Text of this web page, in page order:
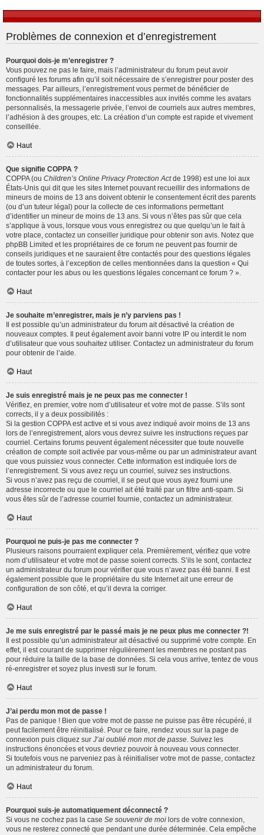
Problèmes de connexion et d’enregistrement
Pourquoi dois-je m’enregistrer ?
Vous pouvez ne pas le faire, mais l’administrateur du forum peut avoir
configuré les forums afin qu’il soit nécessaire de s’enregistrer pour poster des
messages. Par ailleurs, l’enregistrement vous permet de bénéficier de
fonctionnalités supplémentaires inaccessibles aux invités comme les avatars
personnalisés, la messagerie privée, l’envoi de courriels aux autres membres,
l’adhésion à des groupes, etc. La création d’un compte est rapide et vivement
conseillée.
Haut
Que signifie COPPA ?
COPPA (ou Children’s Online Privacy Protection Actde 1998) est une loi aux
États-Unis qui dit que les sites Internet pouvant recueillir des informations de
mineurs de moins de 13 ans doivent obtenir le consentement écrit des parents
(ou d’un tuteur légal) pour la collecte de ces informations permettant
d’identifier un mineur de moins de 13 ans. Si vous n’êtes pas sûr que cela
s’applique à vous, lorsque vous vous enregistrez ou que quelqu’un le fait à
votre place, contactez un conseiller juridique pour obtenir son avis. Notez que
phpBB Limited et les propriétaires de ce forum ne peuvent pas fournir de
conseils juridiques et ne sauraient être contactés pour des questions légales
de toutes sortes, à l’exception de celles mentionnées dans la question « Qui
contacter pour les abus ou les questions légales concernant ce forum ? ».
Haut
Je souhaite m’enregistrer, mais je n’y parviens pas !
Il est possible qu’un administrateur du forum ait désactivé la création de
nouveaux comptes. Il peut également avoir banni votre IP ou interdit le nom
d’utilisateur que vous souhaitez utiliser. Contactez un administrateur du forum
pour obtenir de l’aide.
Haut
Je suis enregistré mais je ne peux pas me connecter !
Vérifiez, en premier, votre nom d’utilisateur et votre mot de passe. S’ils sont
corrects, il y a deux possibilités :
Si la gestion COPPA est active et si vous avez indiqué avoir moins de 13 ans
lors de l’enregistrement, alors vous devrez suivre les instructions reçues par
courriel. Certains forums peuvent également nécessiter que toute nouvelle
création de compte soit activée par vous-même ou par un administrateur avant
que vous puissiez vous connecter. Cette information est indiquée lors de
l’enregistrement. Si vous avez reçu un courriel, suivez ses instructions.
Si vous n’avez pas reçu de courriel, il se peut que vous ayez fourni une
adresse incorrecte ou que le courriel ait été traité par un filtre anti-spam. Si
vous êtes sûr de l’adresse courriel fournie, contactez un administrateur.
Haut
Pourquoi ne puis-je pas me connecter ?
Plusieurs raisons pourraient expliquer cela. Premièrement, vérifiez que votre
nom d’utilisateur et votre mot de passe soient corrects. S’ils le sont, contactez
un administrateur du forum pour vérifier que vous n’avez pas été banni. Il est
également possible que le propriétaire du site Internet ait une erreur de
configuration de son côté, et qu’il devra la corriger.
Haut
Je me suis enregistré par le passé mais je ne peux plus me connecter ?!
Il est possible qu’un administrateur ait désactivé ou supprimé votre compte. En
effet, il est courant de supprimer régulièrement les membres ne postant pas
pour réduire la taille de la base de données. Si cela vous arrive, tentez de vous
ré-enregistrer et soyez plus investi sur le forum.
Haut
J’ai perdu mon mot de passe !
Pas de panique ! Bien que votre mot de passe ne puisse pas être récupéré, il
peut facilement être réinitialisé. Pour ce faire, rendez vous sur la page de
connexion puis cliquez sur J’ai oublié mon mot de passe . Suivez les
instructions énoncées et vous devriez pouvoir à nouveau vous connecter.
Si toutefois vous ne parveniez pas à réinitialiser votre mot de passe, contactez
un administrateur du forum.
Haut
Pourquoi suis-je automatiquement déconnecté ?
Si vous ne cochez pas la case Se souvenir de moi lors de votre connexion,
vous ne resterez connecté que pendant une durée déterminée. Cela empêche